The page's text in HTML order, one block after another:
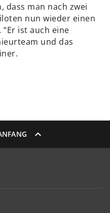
dass man nach zwei
nun wieder einen
ist auch eine
und das